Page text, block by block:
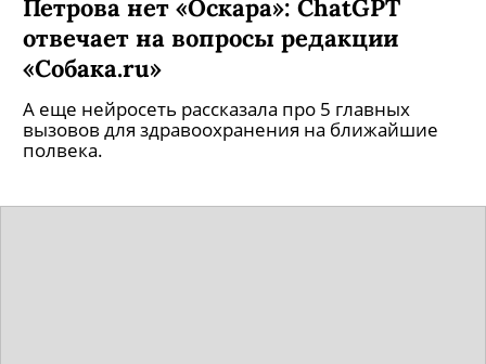
Петрова нет «Оскара»: ChatGPT
отвечает на вопросы редакции
«Собака.ru»
А еще нейросеть рассказала про 5 главных
вызовов для здравоохранения на ближайшие
полвека.